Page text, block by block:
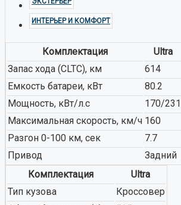
ИНТЕРЬЕР И КОМФОРТ
Комплектация
Ultra
Запас хода (CLTC), км
614
Емкость батареи, кВт
80.2
Мощность, кВт/л.с
170/231
Максимальная скорость, км/ч 160
Разгон 0-100 км, сек
7.7
Привод
Задний
Комплектация
Ultra
Тип кузова
Кроссовер